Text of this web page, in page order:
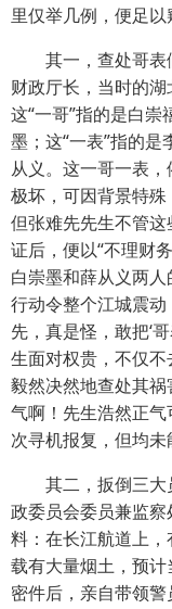
里仅举几例，便足以
其一，查处哥表
财政厅长，当时的湖
这“一哥”指的是白
墨；这“一表”指的
从义。这一哥一表
极坏，可因背景特殊
但张难先先生不管
证后，便以“不理财
白崇墨和薛从义两
行动令整个江城震
先，真是怪，敢把‘
生面对权贵，不仅不
毅然决然地查处其
气啊！先生浩然正
次寻机报复，但均未
其二，扳倒三大
政委员会委员兼监
料：在长江航道上
载有大量烟土，预
密件后，亲自带领